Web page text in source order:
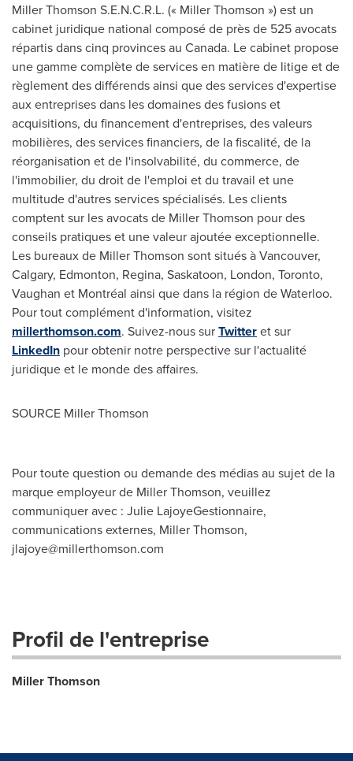
Miller Thomson S.E.N.C.R.L. (« Miller Thomson ») est un
cabinet juridique national composé de près de 525 avocats
répartis dans cinq provinces au Canada. Le cabinet propose
une gamme complète de services en matière de litige et de
règlement des différends ainsi que des services d'expertise
aux entreprises dans les domaines des fusions et
acquisitions, du financement d'entreprises, des valeurs
mobilières, des services financiers, de la fiscalité, de la
réorganisation et de l'insolvabilité, du commerce, de
l'immobilier, du droit de l'emploi et du travail et une
multitude d'autres services spécialisés. Les clients
comptent sur les avocats de Miller Thomson pour des
conseils pratiques et une valeur ajoutée exceptionnelle.
Les bureaux de Miller Thomson sont situés àVancouver,
Calgary, Edmonton, Regina, Saskatoon, London, Toronto,
Vaughan et Montréal ainsi que dans la région de Waterloo.
Pour tout complément d'information, visitez
millerthomson.com. Suivez-nous surTwitteret sur
LinkedIn pour obtenir notre perspective sur l'actualité
juridique et le monde des affaires.
SOURCE Miller Thomson
Pour toute question ou demande des médias au sujet de la
marque employeur de Miller Thomson, veuillez
communiquer avec : Julie LajoyeGestionnaire,
communications externes, Miller Thomson,
jlajoye@millerthomson.com
Profil de l'entreprise
Miller Thomson